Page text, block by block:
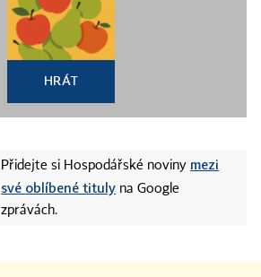
HRÁT
Přidejte si Hospodářské noviny mezi
své oblíbené tituly na Google
zprávách.